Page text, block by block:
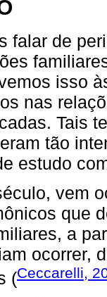
falar de
isso
nas
Tais
tão
estudo
vem
que
a
ocorrer,
(Ceccarelli,